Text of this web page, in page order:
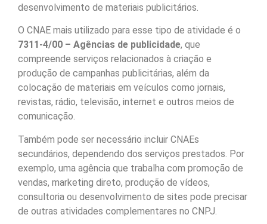
desenvolvimento de materiais publicitários.
O CNAE mais utilizado para esse tipo de atividade é o
7311-4/00 – Agências de publicidade, que
compreende serviços relacionados à criação e
produção de campanhas publicitárias, além da
colocação de materiais em veículos como jornais,
revistas, rádio, televisão, internet e outros meios de
comunicação.
Também pode ser necessário incluir CNAEs
secundários, dependendo dos serviços prestados. Por
exemplo, uma agência que trabalha com promoção de
vendas, marketing direto, produção de vídeos,
consultoria ou desenvolvimento de sites pode precisar
de outras atividades complementares no CNPJ.